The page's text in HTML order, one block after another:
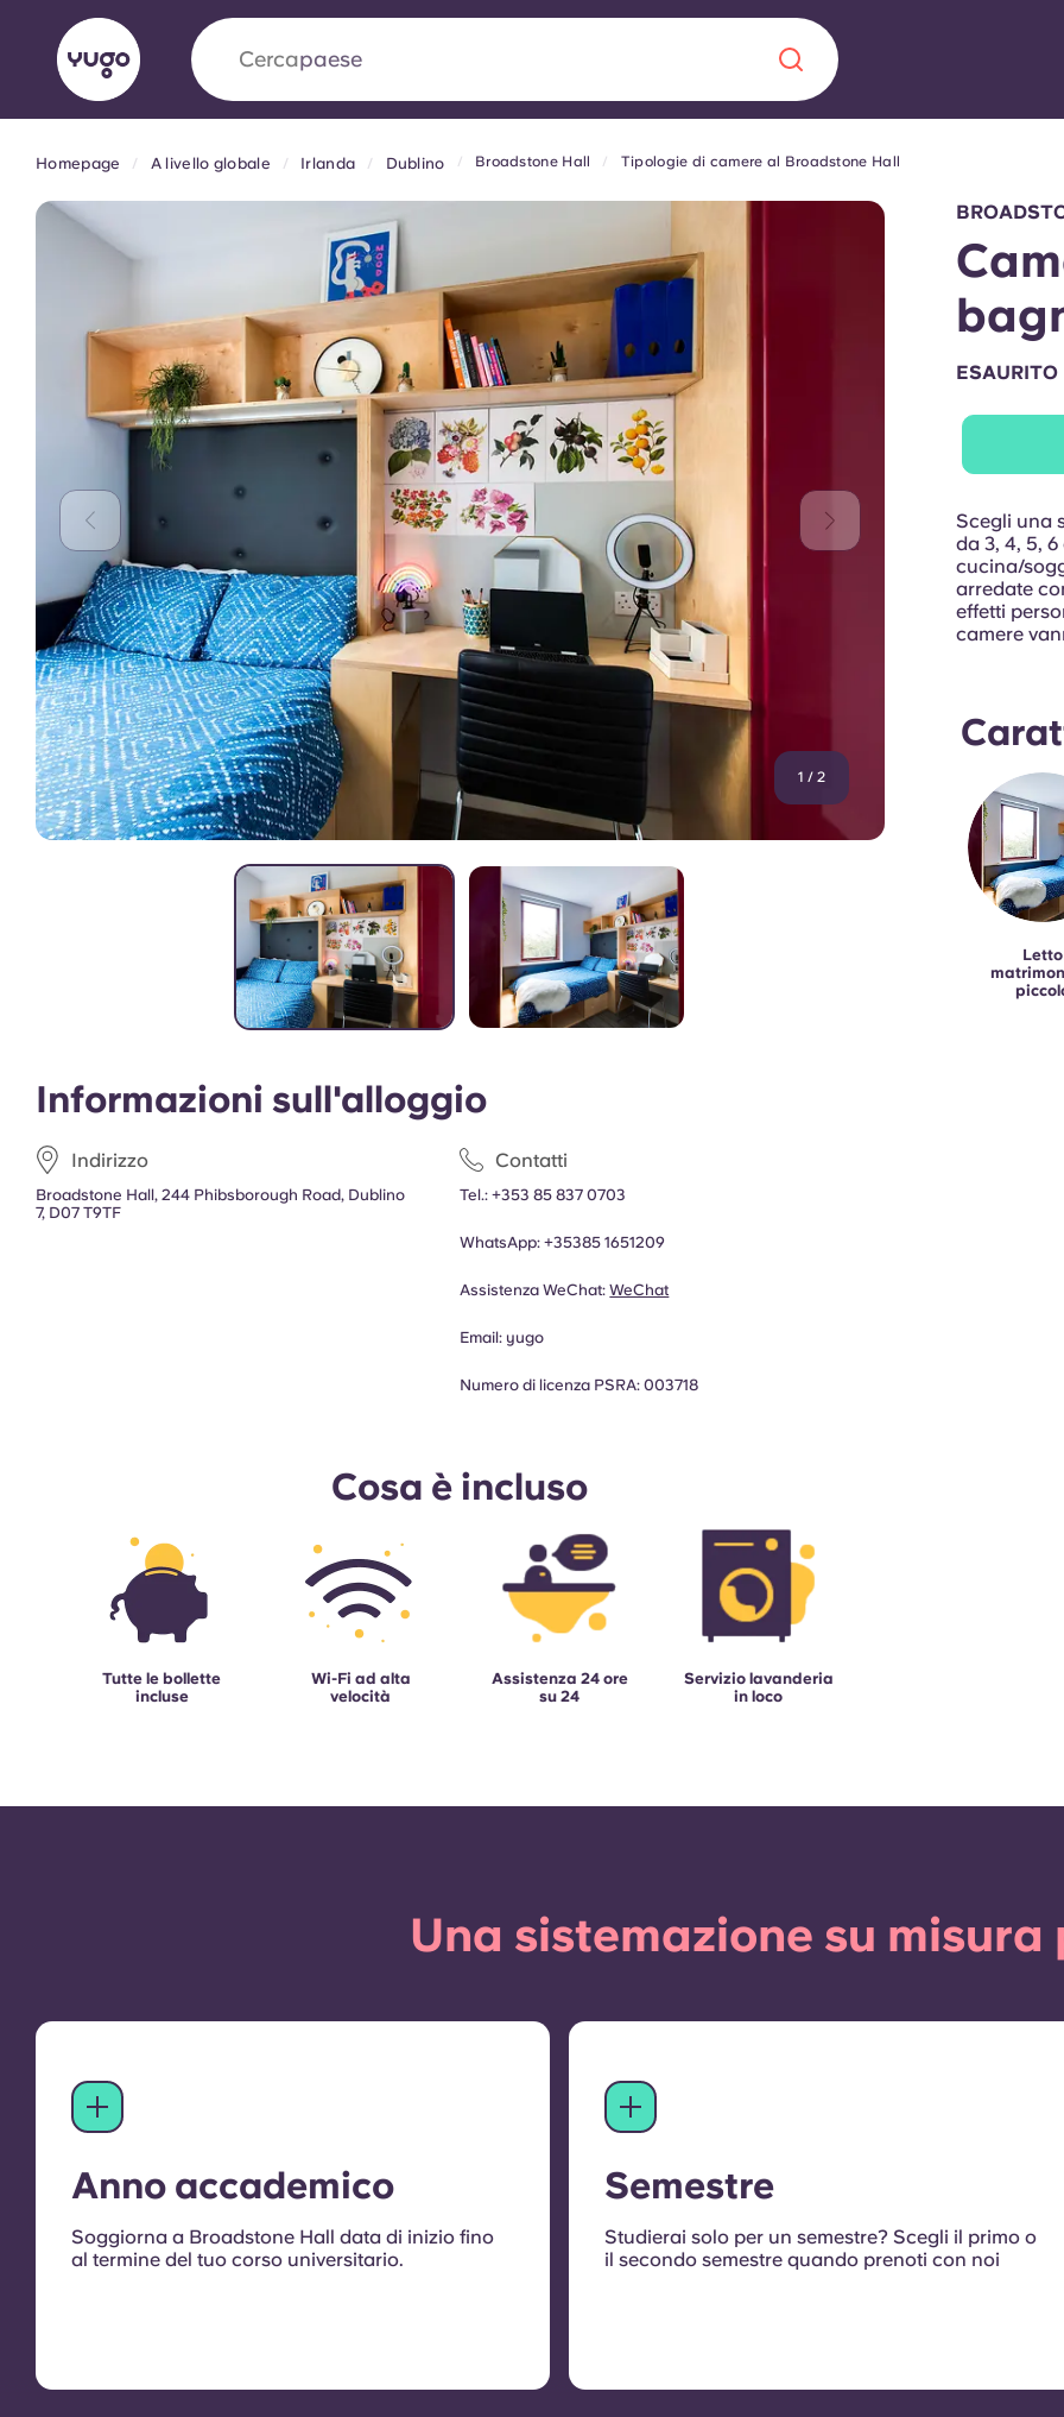
Cercauniversità
Chi siamoSediAltro
Yugo VCARB: Verso una nuova era nel
settore Alloggi per Studenti
La partnership pionieristica Yugocon VCARB alimenta
l'innovazione, l'ambizione e momenti indimenticabili per gli
studenti.
English (GB) English (US)
Homepage A livello globale Irlanda Dublino Broadstone Hall Tipologie di camere al Broadstone Hall
1 / 2
Informazioni sull'alloggio
Indirizzo
Broadstone Hall, 244 Phibsborough Road, Dublino
7, D07 T9TF
Contatti
Tel.:+353 85 837 0703
WhatsApp:+35385 1651209
Assistenza WeChat:WeChat
Email: yugo
Numero di licenza PSRA: 003718
Cosa è incluso
Tutte le bollette
incluse
Wi-Fi ad alta
velocità
Assistenza 24 ore
su 24
Servizio lavanderia
in loco
ESAURITO
Scegli una
da 3, 4, 5,
cucina/
arredate
effetti
camere
Letto
Una sistemazione su misura
Anno accademico
Soggiorna a Broadstone Hall data di inizio fino
al termine del tuo corso universitario.
Semestre
Studierai solo per un semestre? Scegli il primo o
il secondo semestre quando prenoti con noi